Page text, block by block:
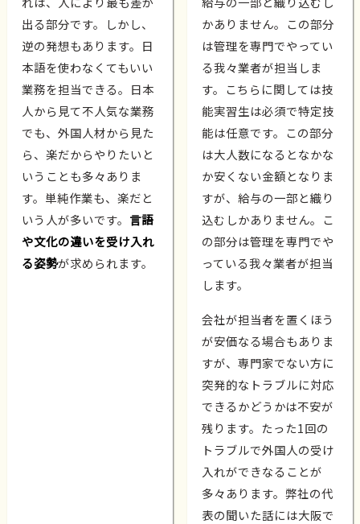
出る部分です。しかし、
逆の発想もあります。日
本語を使わなくてもいい
業務を担当できる。日本
人から見て不人気な業務
でも、外国人材から見た
ら、楽だからやりたいと
いうことも多々ありま
す。単純作業も、楽だと
いう人が多いです。 言語
や文化の違いを受け入れ
る姿勢が求められます。
かありません。この部分
は管理を専門でやってい
る我々業者が担当しま
す。こちらに関しては技
能実習生は必須で特定技
能は任意です。この部分
は大人数になるとなかな
か安くない金額となりま
すが、給与の一部と織り
込むしかありません。こ
の部分は管理を専門でや
っている我々業者が担当
します。
会社が担当者を置くほう
が安価なる場合もありま
すが、専門家でない方に
突発的なトラブルに対応
できるかどうかは不安が
残ります。たった1回の
トラブルで外国人の受け
入れができなることが
多々あります。弊社の代
表の聞いた話には大阪で